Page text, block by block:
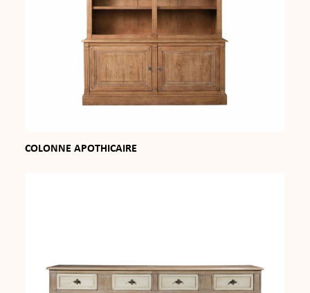
COLONNE APOTHICAIRE